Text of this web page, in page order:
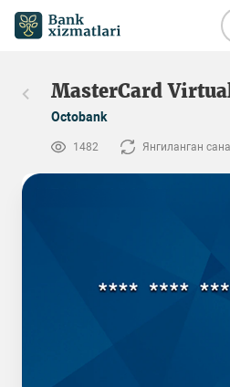
MasterCard
Octobank
1482 Янгиланган